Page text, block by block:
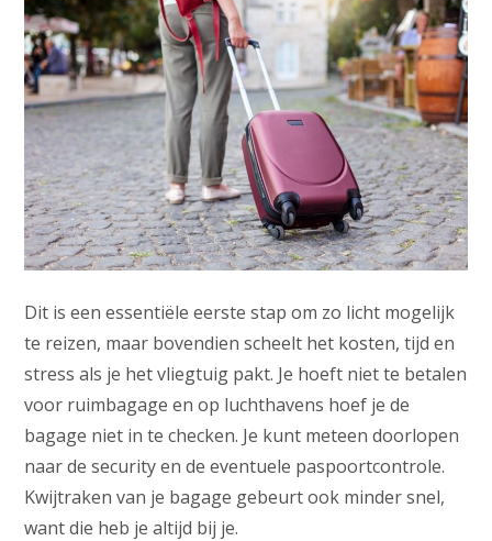
Dit is een essentiële eerste stap om zo licht mogelijk
te reizen, maar bovendien scheelt het kosten, tijd en
stress als je het vliegtuig pakt. Je hoeft niet te betalen
voor ruimbagage en op luchthavens hoef je de
bagage niet in te checken. Je kunt meteen doorlopen
naar de security en de eventuele paspoortcontrole.
Kwijtraken van je bagage gebeurt ook minder snel,
want die heb je altijd bij je.